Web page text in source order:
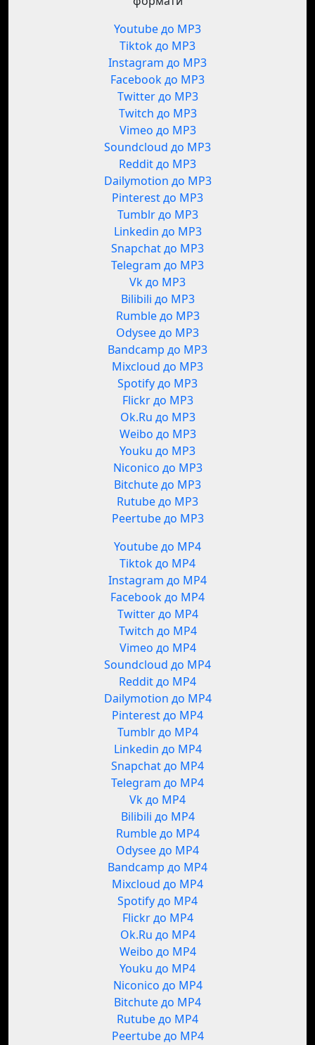
Youtube до MP3
Tiktok до MP3
Instagram до MP3
Facebook до MP3
Twitter до MP3
Twitch до MP3
Vimeo до MP3
Soundcloud до MP3
Reddit до MP3
Dailymotion до MP3
Pinterest до MP3
Tumblr до MP3
Linkedin до MP3
Snapchat до MP3
Telegram до MP3
Vk до MP3
Bilibili до MP3
Rumble до MP3
Odysee до MP3
Bandcamp до MP3
Mixcloud до MP3
Spotify до MP3
Flickr до MP3
Ok.Ru до MP3
Weibo до MP3
Youku до MP3
Niconico до MP3
Bitchute до MP3
Rutube до MP3
Peertube до MP3
Youtube до MP4
Tiktok до MP4
Instagram до MP4
Facebook до MP4
Twitter до MP4
Twitch до MP4
Vimeo до MP4
Soundcloud до MP4
Reddit до MP4
Dailymotion до MP4
Pinterest до MP4
Tumblr до MP4
Linkedin до MP4
Snapchat до MP4
Telegram до MP4
Vk до MP4
Bilibili до MP4
Rumble до MP4
Odysee до MP4
Bandcamp до MP4
Mixcloud до MP4
Spotify до MP4
Flickr до MP4
Ok.Ru до MP4
Weibo до MP4
Youku до MP4
Niconico до MP4
Bitchute до MP4
Rutube до MP4
Peertube до MP4